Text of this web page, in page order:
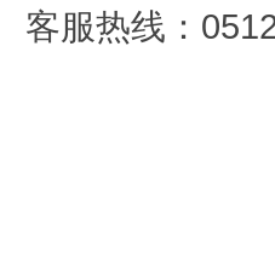
客服热线：